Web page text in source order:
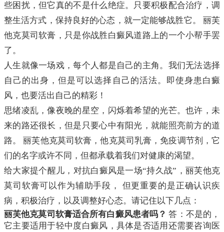
些困扰，但它真的不是什么绝症。只要积极配合治疗，调
整生活方式，保持良好的心态，就一定能够战胜它。 丽芙
他克莫司软膏，只是你战胜白癜风道路上的一个小帮手罢
了。
人生就像一场戏，每个人都是自己的主角。我们无法选择
自己的出身，但是可以选择自己的活法。即使身患白癜
风，也要活出自己的精彩！
思绪凌乱，像夜晚的星空，闪烁着希望的光芒。也许，未
来的路还很长，但是只要心中有阳光，就能照亮前方的道
路。 丽芙他克莫司软膏，他克莫司乳膏，免疫调节剂，它
们的名字或许不同，但都承载着我们对健康的渴望。
给大家提个醒儿，对抗白癜风是一场“持久战”，丽芙他克
莫司软膏可以作为辅助手段， 但更重要的是正确认识疾
病，积极治疗，以及调整好心态。请记住以下几点：
丽芙他克莫司软膏适合所有白癜风患者吗？ 答：不是的，
它主要适用于轻中度白癜风，具体是否适用还需要咨询医